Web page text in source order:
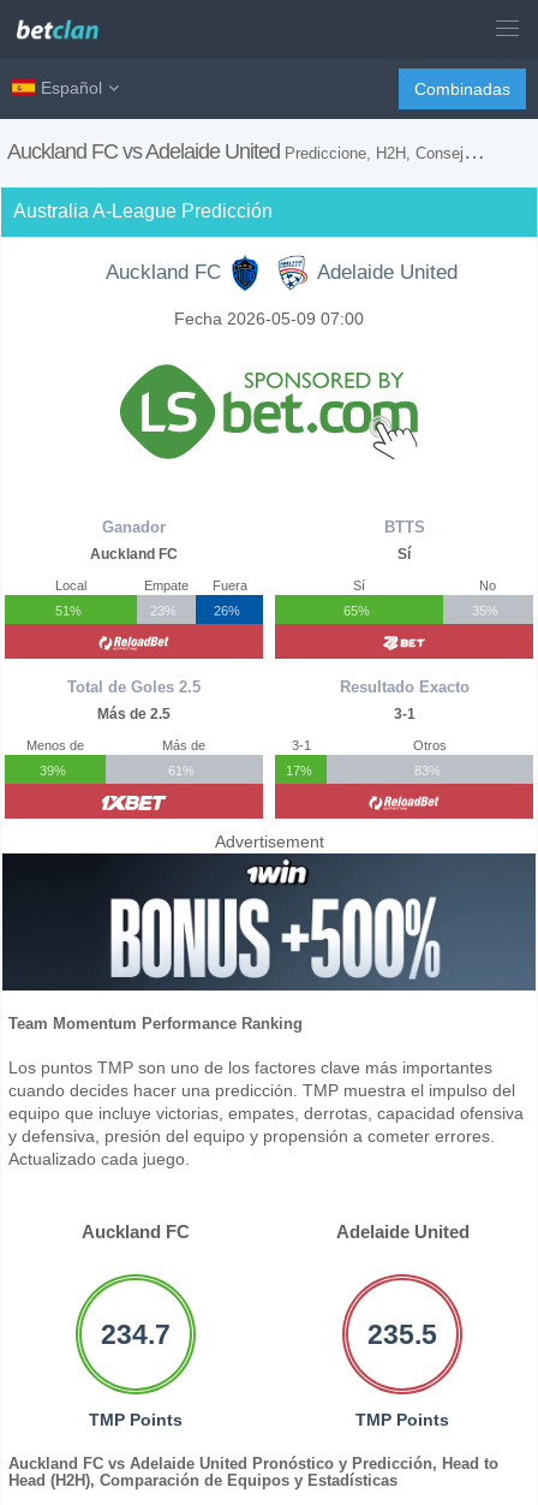
Español Combinadas
Auckland FC vs Adelaide United Prediccione, H2H, Consejos de Apuestas y Previsión del Partido
Australia A-League Predicción
Auckland FC Adelaide United
Fecha 2026-05-09 07:00
Ganador
Auckland FC
Local
51%
Empate
23%
Fuera
26%
Total de Goles 2.5
Más de 2.5
Menos de
39%
Más de
61%
BTTS
Sí
Sí
65%
No
35%
Resultado Exacto
3-1
3-1
17%
Otros
83%
Advertisement
Team Momentum Performance Ranking
Los puntos TMP son uno de los factores clave más importantes
cuando decides hacer una predicción. TMP muestra el impulso del
equipo que incluye victorias, empates, derrotas, capacidad ofensiva
y defensiva, presión del equipo y propensión a cometer errores.
Actualizado cada juego.
Auckland FC Adelaide United
234.7
TMP Points
235.5
TMP Points
Auckland FC vs Adelaide United Pronóstico y Predicción, Head to
Head (H2H), Comparación de Equipos y Estadísticas